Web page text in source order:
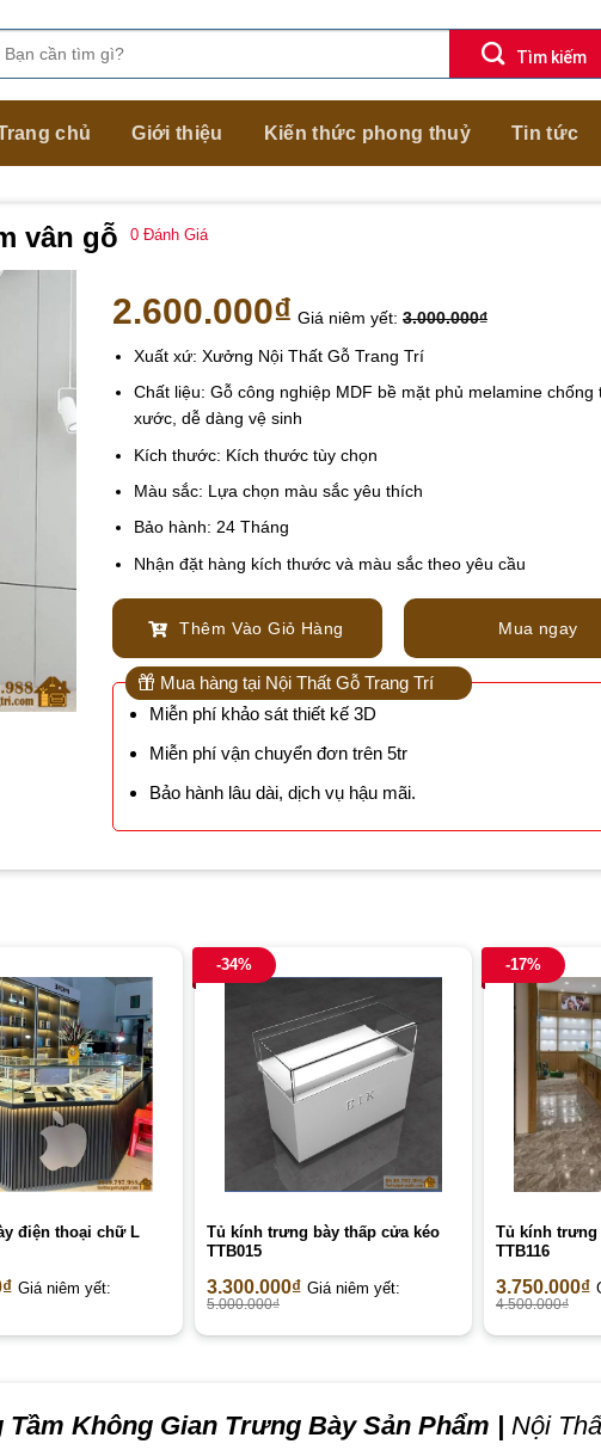
Tìm
chủ Giới thiệu Kiến thức phong thuỷ Tin tức
vân gỗ 0 Đánh Giá
2.600.000₫ Giá niêm yết: 3.000.000₫
Xuất xứ: Xưởng Nội Thất Gỗ Trang Trí
Chất liệu: Gỗ công nghiệp MDF bề mặt phủ melamine chống
xước, dễ dàng vệ sinh
Kích thước: Kích thước tùy chọn
Màu sắc: Lựa chọn màu sắc yêu thích
Bảo hành: 24 Tháng
Nhận đặt hàng kích thước và màu sắc theo yêu cầu
Thêm Vào Giỏ Hàng Mua ngay
Mua hàng tại Nội Thất Gỗ Trang Trí
Miễn phí khảo sát thiết kế 3D
Miễn phí vận chuyển đơn trên 5tr
Bảo hành lâu dài, dịch vụ hậu mãi.
điện thoại chữ L
₫ Giá niêm yết:
-34%
Tủ kính trưng bày thấp cửa kéo
TTB015
3.300.000₫ Giá niêm yết:
5.000.000₫
-17%
Tủ kính trưng
TTB116
3.750.000₫
4.500.000₫
Không Gian Trưng Bày Sản Phẩm | Nội